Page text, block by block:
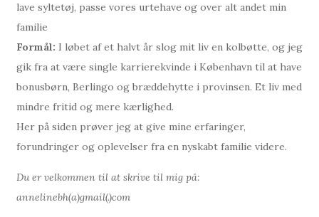
lave syltetøj, passe vores urtehave og over alt andet min
familie
Formål: I løbet af et halvt år slog mit liv en kolbøtte, og jeg
gik fra at være single karrierekvinde i København til at have
bonusbørn, Berlingo og bræddehytte i provinsen. Et liv med
mindre fritid og mere kærlighed.
Her på siden prøver jeg at give mine erfaringer,
forundringer og oplevelser fra en nyskabt familie videre.
Du er velkommen til at skrive til mig på:
annelinebh(a)gmail(.)com